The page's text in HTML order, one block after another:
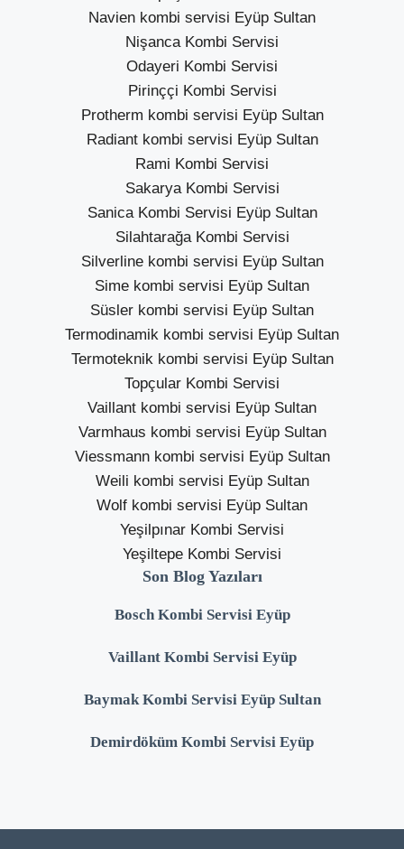
Navien kombi servisi Eyüp Sultan
Nişanca Kombi Servisi
Odayeri Kombi Servisi
Pirinççi Kombi Servisi
Protherm kombi servisi Eyüp Sultan
Radiant kombi servisi Eyüp Sultan
Rami Kombi Servisi
Sakarya Kombi Servisi
Sanica Kombi Servisi Eyüp Sultan
Silahtarağa Kombi Servisi
Silverline kombi servisi Eyüp Sultan
Sime kombi servisi Eyüp Sultan
Süsler kombi servisi Eyüp Sultan
Termodinamik kombi servisi Eyüp Sultan
Termoteknik kombi servisi Eyüp Sultan
Topçular Kombi Servisi
Vaillant kombi servisi Eyüp Sultan
Varmhaus kombi servisi Eyüp Sultan
Viessmann kombi servisi Eyüp Sultan
Weili kombi servisi Eyüp Sultan
Wolf kombi servisi Eyüp Sultan
Yeşilpınar Kombi Servisi
Yeşiltepe Kombi Servisi
Son Blog Yazıları
Bosch Kombi Servisi Eyüp
Vaillant Kombi Servisi Eyüp
Baymak Kombi Servisi Eyüp Sultan
Demirdöküm Kombi Servisi Eyüp